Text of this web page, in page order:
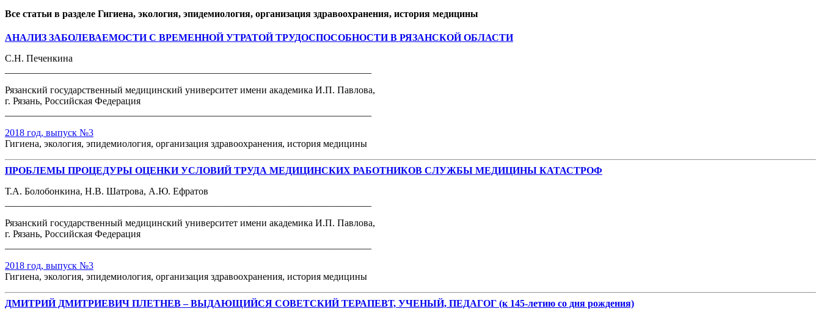
Все статьи в разделе Гигиена, экология, эпидемиология, организация здравоохранения, история медицины
АНАЛИЗ ЗАБОЛЕВАЕМОСТИ С ВРЕМЕННОЙ УТРАТОЙ ТРУДОСПОСОБНОСТИ В РЯЗАНСКОЙ ОБЛАСТИ
С.Н. Печенкина
Рязанский государственный медицинский университет имени академика И.П. Павлова,
г. Рязань, Российская Федерация
2018 год, выпуск №3
Гигиена, экология, эпидемиология, организация здравоохранения, история медицины
ПРОБЛЕМЫ ПРОЦЕДУРЫ ОЦЕНКИ УСЛОВИЙ ТРУДА МЕДИЦИНСКИХ РАБОТНИКОВ СЛУЖБЫ МЕДИЦИНЫ КАТАСТРОФ
Т.А. Болобонкина, Н.В. Шатрова, А.Ю. Ефратов
Рязанский государственный медицинский университет имени академика И.П. Павлова,
г. Рязань, Российская Федерация
2018 год, выпуск №3
Гигиена, экология, эпидемиология, организация здравоохранения, история медицины
ДМИТРИЙ ДМИТРИЕВИЧ ПЛЕТНЕВ – ВЫДАЮЩИЙСЯ СОВЕТСКИЙ ТЕРАПЕВТ, УЧЕНЫЙ, ПЕДАГОГ (к 145-летию со дня рождения)